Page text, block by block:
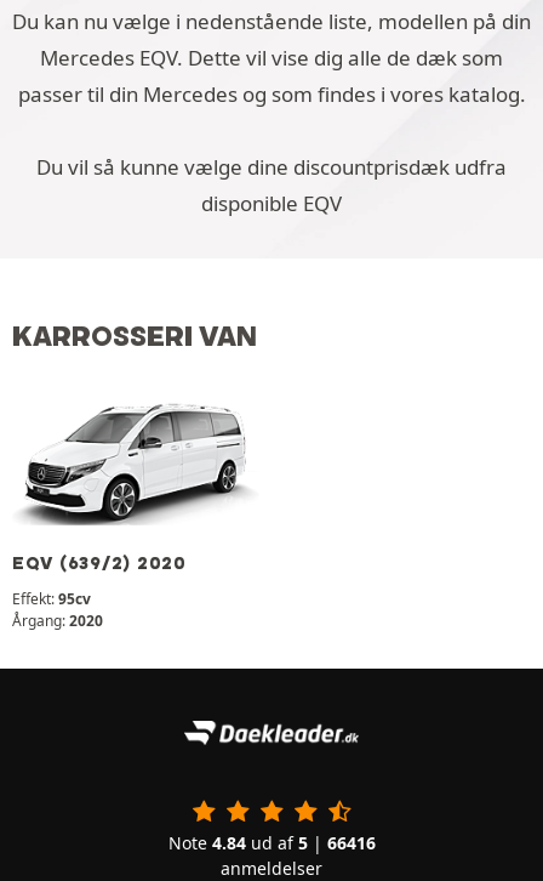
Du kan nu vælge i nedenstående liste, modellen på din
Mercedes EQV. Dette vil vise dig alle de dæk som
passer til din Mercedes og som findes i vores katalog.
Du vil så kunne vælge dine discountprisdæk udfra
disponible EQV
KARROSSERI VAN
EQV (639/2) 2020
Effekt:95cv
Årgang:2020
Note 4.84ud af5| 66416
anmeldelser